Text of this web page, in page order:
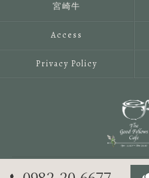
宮崎牛
Access
Privacy Policy